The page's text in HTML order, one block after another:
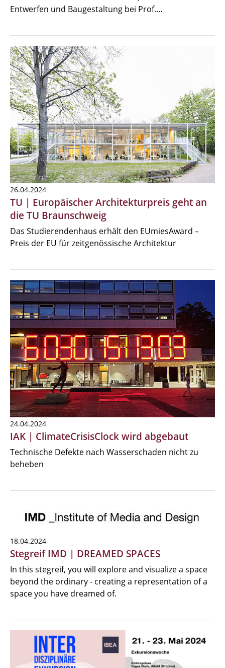
Entwerfen und Baugestaltung bei Prof.…
26.04.2024
TU | Europäischer Architekturpreis geht an
die TU Braunschweig
Das Studierendenhaus erhält den EUmiesAward –
Preis der EU für zeitgenössische Architektur
24.04.2024
IAK | ClimateCrisisClock wird abgebaut
Technische Defekte nach Wasserschaden nicht zu
beheben
18.04.2024
Stegreif IMD | DREAMED SPACES
In this stegreif, you will explore and visualize a space
beyond the ordinary - creating a representation of a
space you have dreamed of.